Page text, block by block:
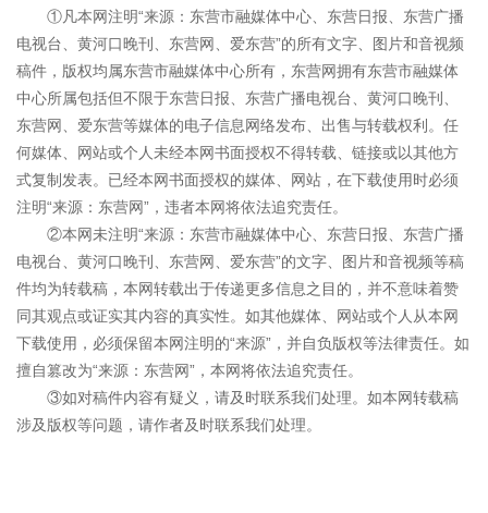
①凡本网注明“来源：东营市融媒体中心、东营日报、东营广播
电视台、黄河口晚刊、东营网、爱东营”的所有文字、图片和音视频
稿件，版权均属东营市融媒体中心所有，东营网拥有东营市融媒体
中心所属包括但不限于东营日报、东营广播电视台、黄河口晚刊、
东营网、爱东营等媒体的电子信息网络发布、出售与转载权利。任
何媒体、网站或个人未经本网书面授权不得转载、链接或以其他方
式复制发表。已经本网书面授权的媒体、网站，在下载使用时必须
注明“来源：东营网”，违者本网将依法追究责任。
②本网未注明“来源：东营市融媒体中心、东营日报、东营广播
电视台、黄河口晚刊、东营网、爱东营”的文字、图片和音视频等稿
件均为转载稿，本网转载出于传递更多信息之目的，并不意味着赞
同其观点或证实其内容的真实性。如其他媒体、网站或个人从本网
下载使用，必须保留本网注明的“来源”，并自负版权等法律责任。如
擅自篡改为“来源：东营网”，本网将依法追究责任。
③如对稿件内容有疑义，请及时联系我们处理。如本网转载稿
涉及版权等问题，请作者及时联系我们处理。